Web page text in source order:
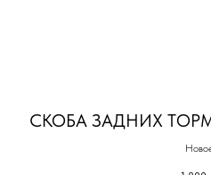
СКОБА ЗАДНИХ